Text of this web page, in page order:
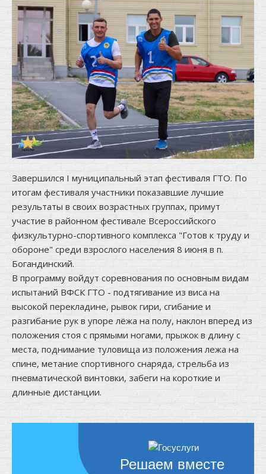
Завершился I муниципальный этап фестиваля ГТО. По
итогам фестиваля участники показавшие лучшие
результаты в своих возрастных группах, примут
участие в районном фестивале Всероссийского
физкультурно-спортивного комплекса "Готов к труду и
обороне" среди взрослого населения 8 июня в п.
Богандинский.
В программу войдут соревнования по основным видам
испытаний ВФСК ГТО - подтягивание из виса на
высокой перекладине, рывок гири, сгибание и
разгибание рук в упоре лёжа на полу, наклон вперед из
положения стоя с прямыми ногами, прыжок в длину с
места, поднимание туловища из положения лежа на
спине, метание спортивного снаряда, стрельба из
пневматической винтовки, забеги на короткие и
длинные дистанции.
Решаем вместе